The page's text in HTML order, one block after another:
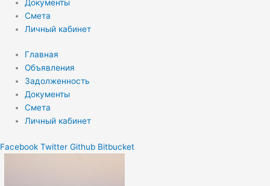
Документы
Смета
Личный кабинет
Главная
Объявления
Задолженность
Документы
Смета
Личный кабинет
Facebook Twitter Github Bitbucket